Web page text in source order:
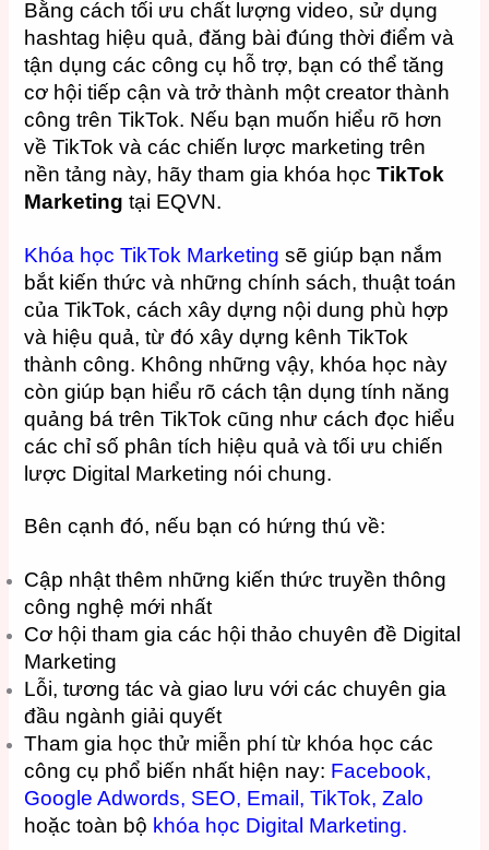
Bằng cách tối ưu chất lượng video, sử dụng
hashtag hiệu quả, đăng bài đúng thời điểm và
tận dụng các công cụ hỗ trợ, bạn có thể tăng
cơ hội tiếp cận và trở thành một creator thành
công trên TikTok. Nếu bạn muốn hiểu rõ hơn
về TikTok và các chiến lược marketing trên
nền tảng này, hãy tham gia khóa họcTikTok
Marketing tại EQVN.
Khóa học TikTok Marketing sẽ giúp bạn nắm
bắt kiến ​​thức và những chính sách, thuật toán
của TikTok, cách xây dựng nội dung phù hợp
và hiệu quả, từ đó xây dựng kênh TikTok
thành công. Không những vậy, khóa học này
còn giúp bạn hiểu rõ cách tận dụng tính năng
quảng bá trên TikTok cũng như cách đọc hiểu
các chỉ số phân tích hiệu quả và tối ưu chiến
lược Digital Marketing nói chung.
Bên cạnh đó, nếu bạn có hứng thú về:
Cập nhật thêm những kiến ​​thức truyền thông
công nghệ mới nhất
Cơ hội tham gia các hội thảo chuyên đề Digital
Marketing
Lỗi, tương tác và giao lưu với các chuyên gia
đầu ngành giải quyết
Tham gia học thử miễn phí từ khóa học các
công cụ phổ biến nhất hiện nay: Facebook,
Google Adwords, SEO, Email, TikTok, Zalo
hoặc toàn bộ khóa học Digital Marketing.